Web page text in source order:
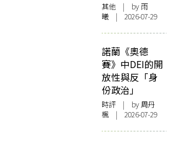
其他 | by 雨
曦 | 2026-07-29
諾蘭《奧德
賽》中DEI的開
放性與反「身
份政治」
時評 | by周丹
楓 | 2026-07-29